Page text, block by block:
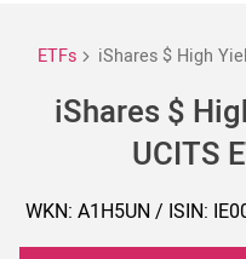
ETFs iShares $ High
iShares $
UCITS
WKN: A1H5UN / ISIN: